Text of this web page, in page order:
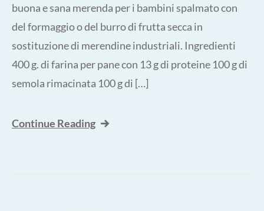
buona e sana merenda per i bambini spalmato con
del formaggio o del burro di frutta secca in
sostituzione di merendine industriali. Ingredienti
400 g. di farina per pane con 13 g di proteine 100 g di
semola rimacinata 100 g di […]
Continue Reading